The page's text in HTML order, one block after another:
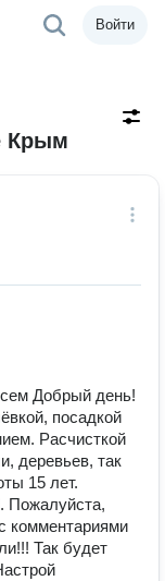
Войти
Крым
Добрый день!
посадкой
Расчисткой
деревьев, так
15 лет.
Пожалуйста,
комментариями
Так будет